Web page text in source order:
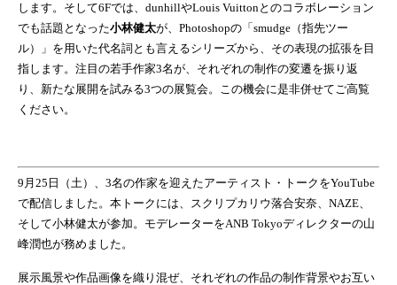
します。そして6Fでは、dunhillやLouis Vuittonとのコラボレーション
でも話題となった小林健太が、Photoshopの「smudge（指先ツー
ル）」を用いた代名詞とも言えるシリーズから、その表現の拡張を目
指します。注目の若手作家3名が、それぞれの制作の変遷を振り返
り、新たな展開を試みる3つの展覧会。この機会に是非併せてご高覧
ください。
9月25日（土）、3名の作家を迎えたアーティスト・トークをYouTube
で配信しました。本トークには、スクリプカリウ落合安奈、NAZE、
そして小林健太が参加。モデレーターをANB Tokyoディレクターの山
峰潤也が務めました。
展示風景や作品画像を織り混ぜ、それぞれの作品の制作背景やお互い